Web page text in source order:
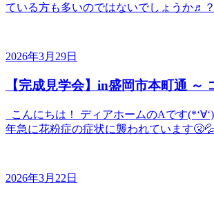
ている方も多いのではないでしょうか♬
2026年3月29日
【完成見学会】in盛岡市本町通 ～
こんにちは！ ディアホームのAです
年急に花粉症の症状に襲われています
2026年3月22日